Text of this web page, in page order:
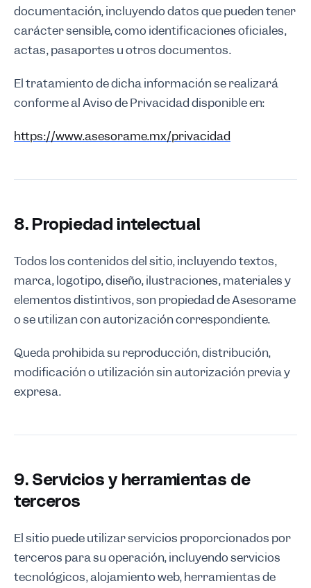
documentación, incluyendo datos que pueden tener
carácter sensible, como identificaciones oficiales,
actas, pasaportes u otros documentos.
El tratamiento de dicha información se realizará
conforme al Aviso de Privacidad disponible en:
https://www.asesorame.mx/privacidad
8. Propiedad intelectual
Todos los contenidos del sitio, incluyendo textos,
marca, logotipo, diseño, ilustraciones, materiales y
elementos distintivos, son propiedad de Asesorame
o se utilizan con autorización correspondiente.
Queda prohibida su reproducción, distribución,
modificación o utilización sin autorización previa y
expresa.
9. Servicios y herramientas de
terceros
El sitio puede utilizar servicios proporcionados por
terceros para su operación, incluyendo servicios
tecnológicos, alojamiento web, herramientas de